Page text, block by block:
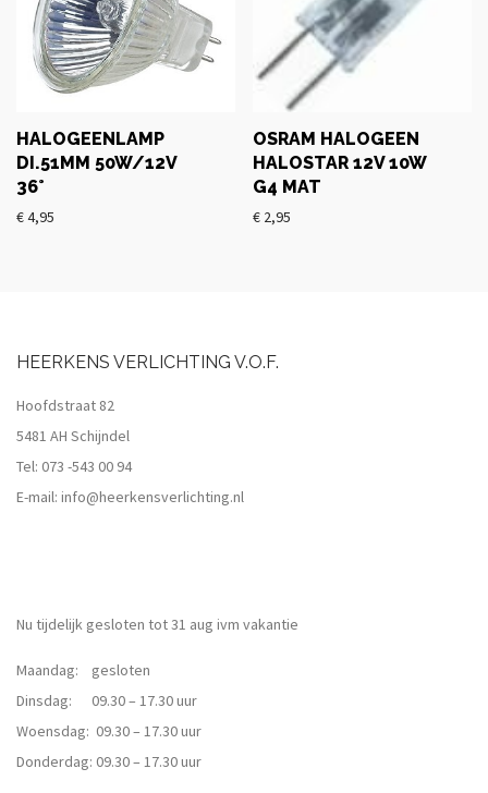
HALOGEENLAMP
DI.51MM 50W/12V
36°
€4,95
OSRAM HALOGEEN
HALOSTAR 12V 10W
G4 MAT
€ 2,95
HEERKENS VERLICHTING V.O.F.
Hoofdstraat 82
5481 AH Schijndel
Tel: 073 -543 00 94
E-mail: info@heerkensverlichting.nl
Nu tijdelijk gesloten tot 31 aug ivm vakantie
Maandag: gesloten
Dinsdag: 09.30 – 17.30 uur
Woensdag: 09.30 – 17.30 uur
Donderdag: 09.30 – 17.30 uur